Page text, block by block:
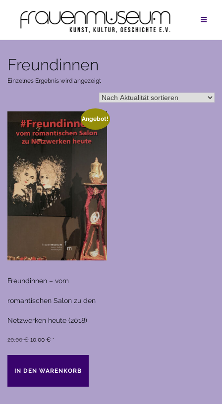
springen
Freundinnen
Einzelnes Ergebnis wird angezeigt
Angebot!
Freundinnen – vom
romantischen Salon zu den
Netzwerken heute (2018)
20,00€ Ursprünglicher
20,00 €
10,00 € Aktueller
10,00 €.
*
IN DEN WARENKORB